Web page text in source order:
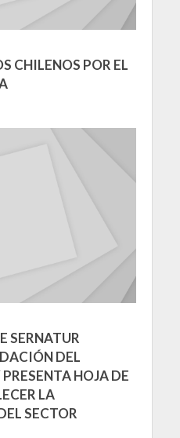
CHILENOS POR EL
SERNATUR
DEL
HOJA DE
LA
SECTOR